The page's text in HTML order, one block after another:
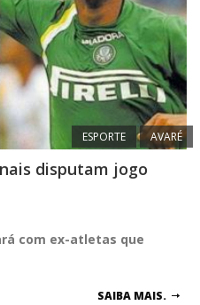
ESPORTE AVARÉ
disputam jogo
com ex-atletas que
SAIBA MAIS.